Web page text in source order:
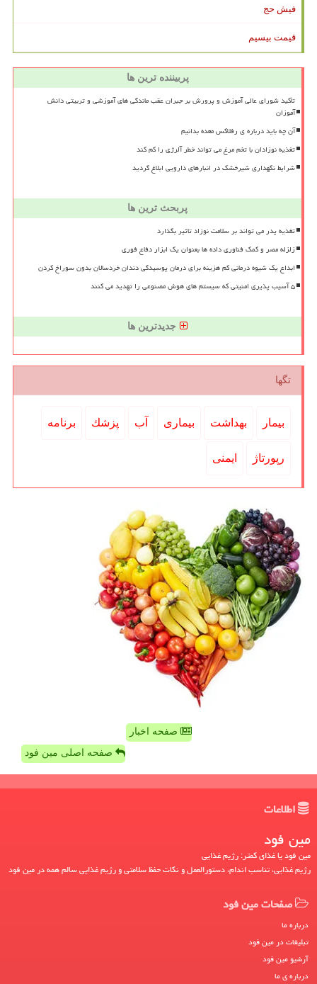
فیش حج
قیمت بیسیم
پربیننده ترین ها
تأکید شورای عالی آموزش و پرورش بر جبران عقب ماندگی های آموزشی و تربیتی دانش
آموزان
آن چه باید درباره ی رفلاکس معده بدانیم
تغذیه نوزادان با تخم مرغ می تواند خطر آلرژی را کم کند
شرایط نگهداری شیرخشک در انبارهای دارویی ابلاغ گردید
پربحث ترین ها
تغذیه پدر می تواند بر سلامت نوزاد تاثیر بگذارد
زلزله مصر و کمک فناوری داده ها بعنوان یک ابزار دفاع فوری
ابداع یک شیوه درمانی کم هزینه برای درمان پوسیدگی دندان خردسالان بدون سوراخ کردن
۵ آسیب پذیری امنیتی که سیستم های هوش مصنوعی را تهدید می کنند
جدیدترین ها
تگها
بیمار بهداشت بیماری آب پزشك برنامه
رپورتاژ ایمنی
صفحه اخبار
صفحه اصلی مین فود
اطلاعات
مین فود
مین فود یا غذای کمتر: رژیم غذایی
رژیم غذایی، تناسب اندام، دستورالعمل و نکات حفظ سلامتی و رژیم غذایی سالم همه در مین فود
صفحات مین فود
درباره ما
تبلیغات در مین فود
آرشیو مین فود
درباره ی ما